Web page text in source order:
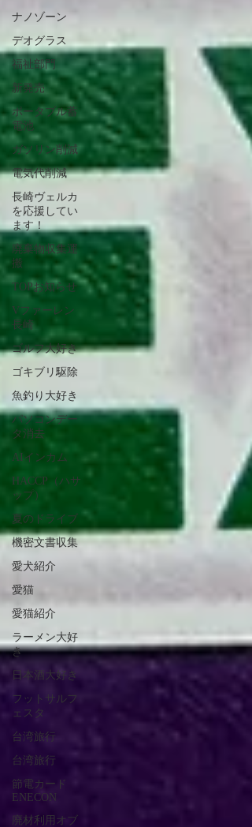
ナノゾーン
デオグラス
福祉部門
新発売
ポータブル蓄
電池
ガソリン削減
電気代削減
長崎ヴェルカ
を応援してい
ます！
廃棄物収集運
搬
TOPお知らせ
Vファーレン
長崎
ゴルフ大好き
ゴキブリ駆除
魚釣り大好き
パソコンデー
タ消去
AIインカム
HACCP（ハサ
ップ）
夏のドライブ
機密文書収集
愛犬紹介
愛猫
愛猫紹介
ラーメン大好
き
日本酒大好き
フットサルフ
ェスタ
台湾旅行
台湾旅行
節電カード
ENECON
廃材利用オブ